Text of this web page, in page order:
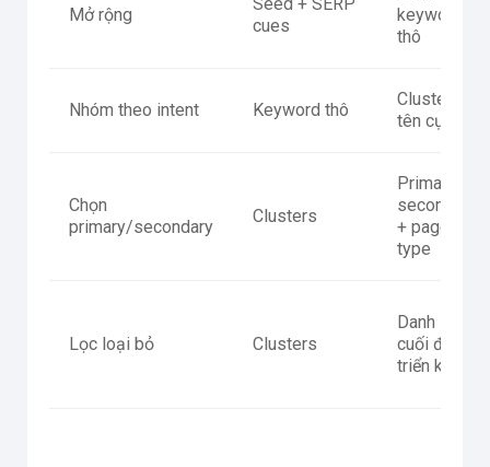
Mở rộng
cues
keyword
thô
Nhóm theo intent Keyword thô
Clusters +
tên cụm
Chọn
primary/secondary
Clusters
Primary +
secondary
+ page
type
Lọc loại bỏ Clusters
Danh sách
cuối để
triển khai